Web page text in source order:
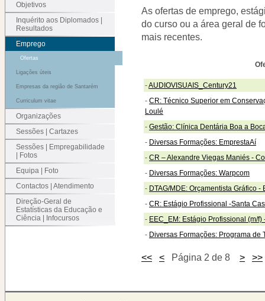
Objetivos
Inquérito aos Diplomados |
Resultados
Emprego
Ofertas
Ligações úteis
Empresas da região de Santarém
Curriculum vitae
Organizações
Sessões | Cartazes
Sessões | Empregabilidade
| Fotos
Equipa | Foto
Contactos | Atendimento
Direção-Geral de
Estatísticas da Educação e
Ciência | Infocursos
As ofertas de emprego,
do curso ou a área geral de
mais recentes.
-AUDIOVISUAIS_Century21
- CR: Técnico Superior em
Loulé
- Gestão: Clínica Dentária Boa a
- Diversas Formações: EmprestaAí
- CR – Alexandre Viegas Maniés -
- Diversas Formações: Warpcom
- DTAG/MDE: Orçamentista Gráfico
- CR: Estágio Profissional -Santa
- EEC_EM: Estágio Profissional (m/f)
- Diversas Formações: Programa de
<< < Página 2 de 8 > >>